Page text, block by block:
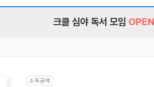
RBTI Lab
크클 심야 독서 모임 OPEN
소득공제